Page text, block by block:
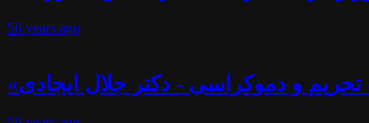
56 years ago
و دموکراسی - دکتر جلال ایجادی